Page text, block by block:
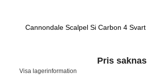
Cannondale Scalpel Si Carbon 4 Svart
Pris saknas
Visa lagerinformation